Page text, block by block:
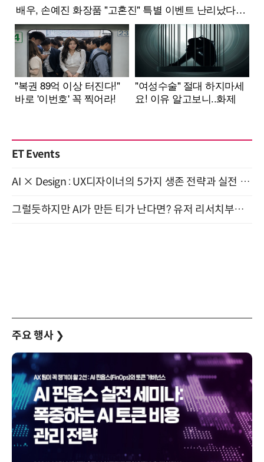
ET Events
AI × Design : UX디자이너의 5가지 생존 전략과 실전 대응 8월 28일 개최
그럴듯하지만 AI가 만든 티가 난다면? 유저 리서치부터 배포까지! (9/15)
주요 행사 ❯